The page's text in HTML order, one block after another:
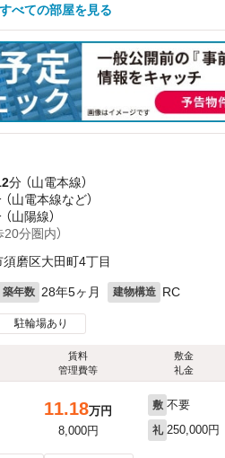
べての部屋を見る
分 （山電本線）
（山電本線など）
山陽線）
分圏内）
磨区大田町4丁目
築年数 28年5ヶ月 建物構造 RC
駐輪場あり
賃料
管理費等
敷金
礼金
11.18万円
8,000円
敷 不要
礼 250,000円